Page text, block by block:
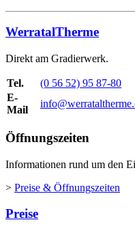
WerratalTherme
Direkt am Gradierwerk.
Tel.
(0 56 52) 95 87-80
E-
Mail
Öffnungszeiten
Informationen rund um den
> Preise & Öffnungszeiten
Preise